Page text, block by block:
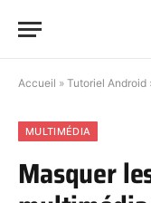
Accueil » Tutoriel Android
MULTIMÉDIA
Masquer